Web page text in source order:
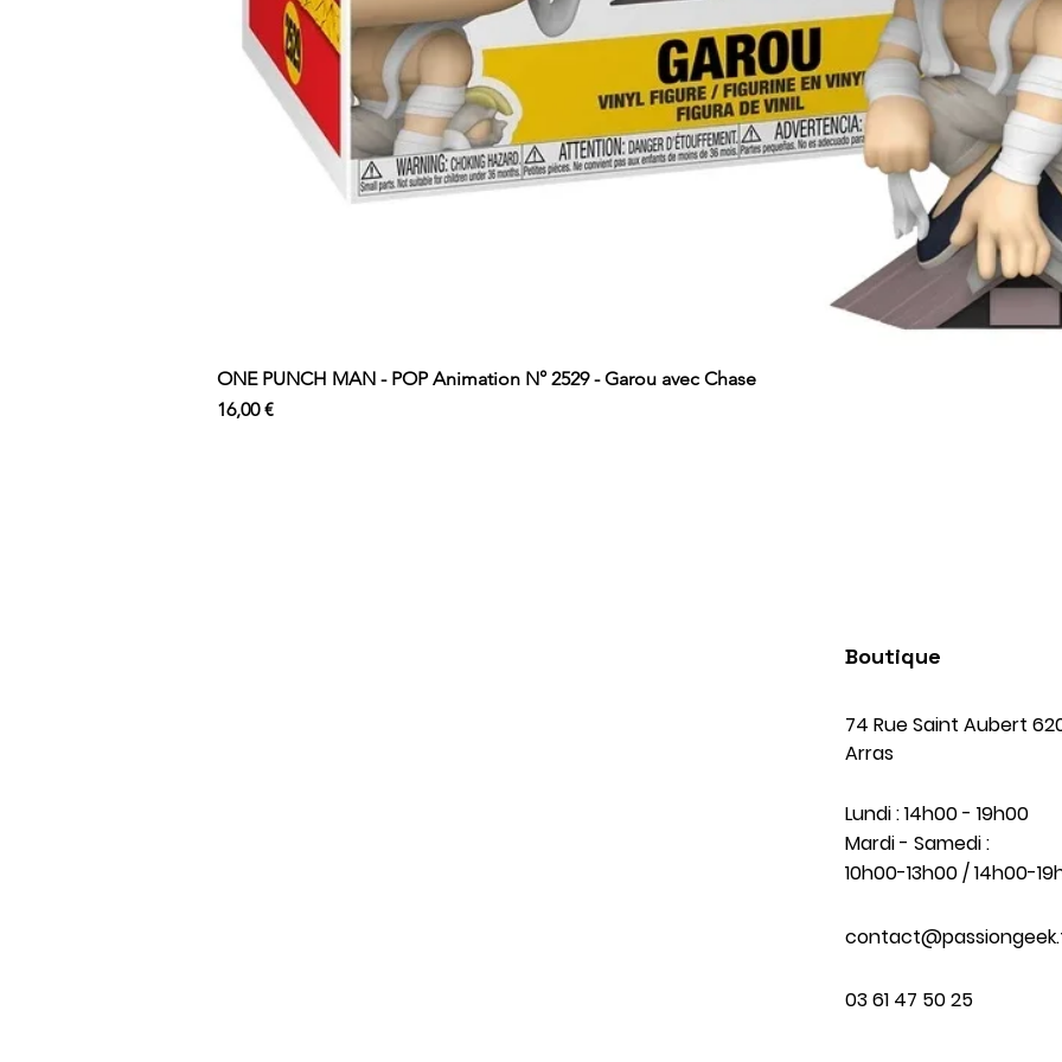
ONE PUNCH MAN - POP Animation N° 2529 - Garou avec Chase
Prix
16,00 €
Boutique
74 Rue Saint Aubert
Arras
Lundi : 14h00 - 19h00
Mardi - Samedi :
10h00-13h00 / 14h00-
03 61 47 50 25